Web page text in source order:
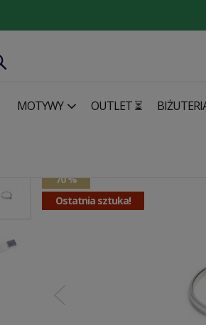
MOTYWY OUTLET ⏳
70 %
Ostatnia sztuka!